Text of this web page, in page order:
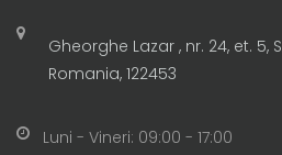
Gheorghe Lazar , nr. 24, et. 5,
Romania, 122453
Luni - Vineri: 09:00 - 17:00